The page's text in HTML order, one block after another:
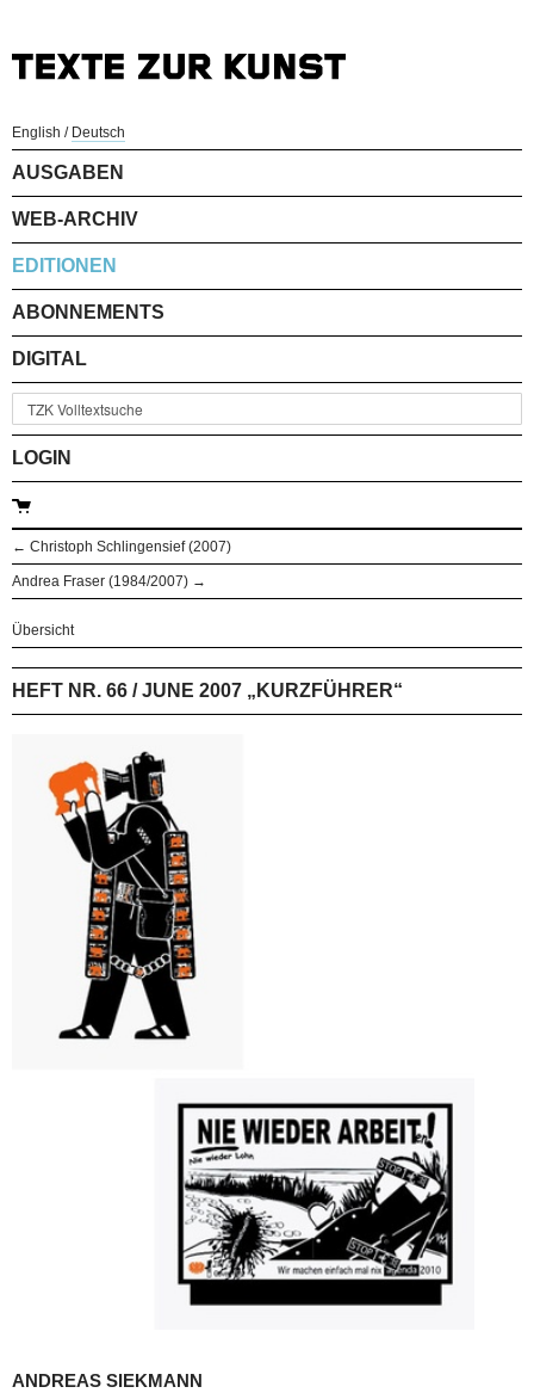
English / Deutsch
AUSGABEN
WEB-ARCHIV
EDITIONEN
ABONNEMENTS
DIGITAL
LOGIN
← Christoph Schlingensief (2007)
Andrea Fraser (1984/2007) →
Übersicht
HEFT NR. 66 / JUNE 2007 „KURZFÜHRER“
ANDREAS SIEKMANN